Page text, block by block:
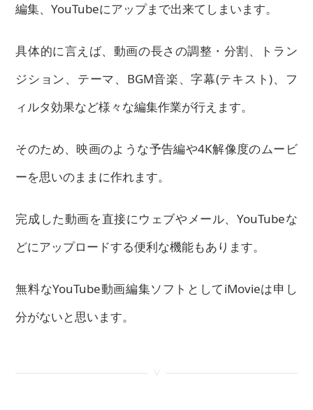
編集、YouTubeにアップまで出来てしまいます。
具体的に言えば、動画の長さの調整・分割、トラン
ジション、テーマ、BGM音楽、字幕(テキスト)、フ
ィルタ効果など様々な編集作業が行えます。
そのため、映画のような予告編や4K解像度のムービ
ーを思いのままに作れます。
完成した動画を直接にウェブやメール、YouTubeな
どにアップロードする便利な機能もあります。
無料なYouTube動画編集ソフトとしてiMovieは申し
分がないと思います。